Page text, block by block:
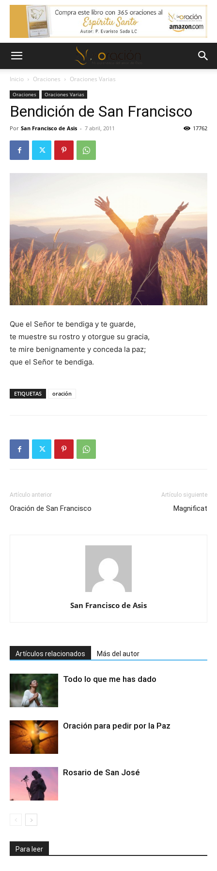
Inicio Oraciones Oraciones Varias
Oraciones Oraciones Varias
Bendición de San Francisco
Por San Francisco de Asis - 7 abril, 2011 17762
Que el Señor te bendiga y te guarde,
te muestre su rostro y otorgue su gracia,
te mire benignamente y conceda la paz;
que el Señor te bendiga.
ETIQUETAS oración
Artículo anterior
Oración de San Francisco
Artículo siguiente
Magnificat
San Francisco de Asis
Artículos relacionados Más del autor
Todo lo que me has dado
Oración para pedir por la Paz
Rosario de San José
Para leer